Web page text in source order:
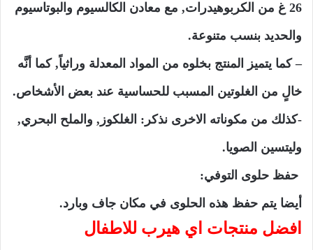
26 غ من الكربوهيدرات, مع معادن الكالسيوم والبوتاسيوم
والحديد بنسب متنوعة.
– كما يتميز المنتج بخلوه من المواد المعدلة وراثياً, كما أنَّه
خالٍ من الغلوتين المسبب للحساسية عند بعض الأشخاص.
-كذلك من مكوناته الاخرى نذكر: الغلكوز, والملح البحري,
وليتسين الصويا.
حفظ حلوى التوفي:
أيضا يتم حفظ هذه الحلوى في مكان جاف وبارد.
افضل منتجات اي هيرب للاطفال